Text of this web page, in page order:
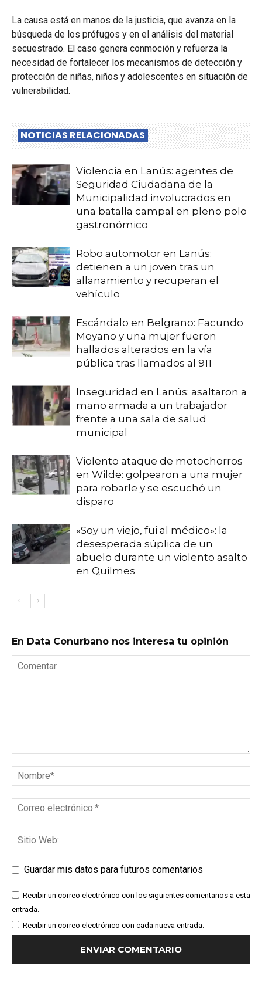
La causa está en manos de la justicia, que avanza en la
búsqueda de los prófugos y en el análisis del material
secuestrado. El caso genera conmoción y refuerza la
necesidad de fortalecer los mecanismos de detección y
protección de niñas, niños y adolescentes en situación de
vulnerabilidad.
NOTICIAS RELACIONADAS
Violencia en Lanús: agentes de
Seguridad Ciudadana de la
Municipalidad involucrados en
una batalla campal en pleno polo
gastronómico
Robo automotor en Lanús:
detienen a un joven tras un
allanamiento y recuperan el
vehículo
Escándalo en Belgrano: Facundo
Moyano y una mujer fueron
hallados alterados en la vía
pública tras llamados al 911
Inseguridad en Lanús: asaltaron a
mano armada a un trabajador
frente a una sala de salud
municipal
Violento ataque de motochorros
en Wilde: golpearon a una mujer
para robarle y se escuchó un
disparo
«Soy un viejo, fui al médico»: la
desesperada súplica de un
abuelo durante un violento asalto
en Quilmes
En Data Conurbano nos interesa tu opinión
Guardar mis datos para futuros comentarios
Recibir un correo electrónico con los siguientes comentarios a esta
entrada.
Recibir un correo electrónico con cada nueva entrada.